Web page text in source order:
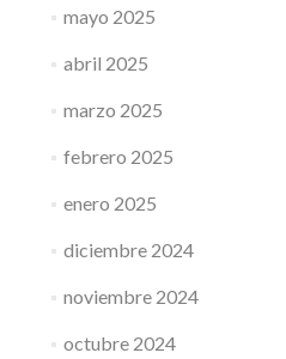
mayo 2025
abril 2025
marzo 2025
febrero 2025
enero 2025
diciembre 2024
noviembre 2024
octubre 2024